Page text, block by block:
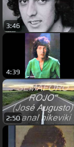
3:46
4:39
2:50